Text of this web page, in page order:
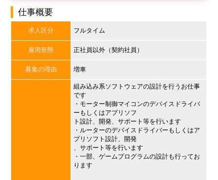
仕事概要
求人区分 フルタイム
雇用形態 正社員以外（契約社員）
募集の理由 増車
組み込み系ソフトウェアの設計を行うお仕事
です
・モーター制御マイコンのデバイスドライバ
ーもしくはアプリソフ
ト設計、開発、サポート等を行います
・ルーターのデバイスドライバーもしくはア
プリソフト設計、開発
、サポート等を行います
・一部、ゲームプログラムの設計も行ってお
ります